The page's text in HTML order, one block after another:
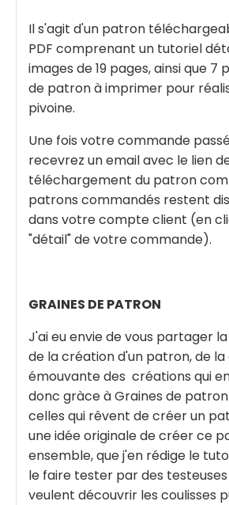
Il s'agit d'un patron
PDF comprenant un tutoriel
images de 19 pages, ainsi que 7
de patron à imprimer pour
pivoine.
Une fois votre commande
recevrez un email avec le lien
téléchargement du patron
patrons commandés restent
dans votre compte client (en
"détail" de votre commande).
GRAINES DE PATRON
J'ai eu envie de vous partager
de la création d'un patron, de
émouvante des créations qui
donc gràce à Graines de
celles qui rêvent de créer un
une idée originale de créer ce
ensemble, que j'en rédige le
le faire tester par des
veulent découvrir les coulisses